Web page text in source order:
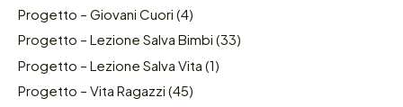
Progetto – Giovani Cuori (4)
Progetto – Lezione Salva Bimbi (33)
Progetto – Lezione Salva Vita (1)
Progetto – Vita Ragazzi (45)